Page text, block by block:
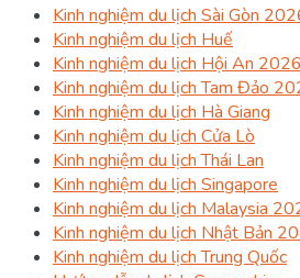
Kinh nghiệm du lịch Sài Gòn
Kinh nghiệm du lịch Huế
Kinh nghiệm du lịch Hội An 2026
Kinh nghiệm du lịch Tam Đảo
Kinh nghiệm du lịch Hà Giang
Kinh nghiệm du lịch Cửa Lò
Kinh nghiệm du lịch Thái Lan
Kinh nghiệm du lịch Singapore
Kinh nghiệm du lịch Malaysia
Kinh nghiệm du lịch Nhật Bản
Kinh nghiệm du lịch Trung Quốc